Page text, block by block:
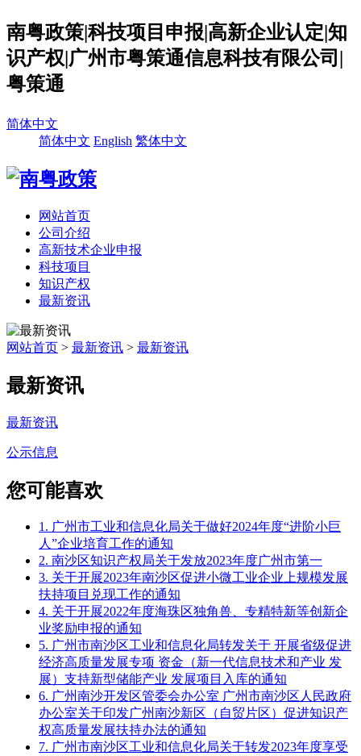
南粤政策|科技项目申报|高新企业认定|知
识产权|广州市粤策通信息科技有限公司|
粤策通
简体中文
简体中文 English 繁体中文
网站首页
公司介绍
高新技术企业申报
科技项目
知识产权
最新资讯
网站首页 > 最新资讯 > 最新资讯
最新资讯
最新资讯
公示信息
您可能喜欢
1. 广州市工业和信息化局关于做好2024年度“进阶小巨
人”企业培育工作的通知
2. 南沙区知识产权局关于发放2023年度广州市第一
3. 关于开展2023年南沙区促进小微工业企业上规模发展
扶持项目兑现工作的通知
4. 关于开展2022年度海珠区独角兽、专精特新等创新企
业奖励申报的通知
5. 广州市南沙区工业和信息化局转发关于 开展省级促进
经济高质量发展专项 资金（新一代信息技术和产业 发
展）支持新型储能产业 发展项目入库的通知
6. 广州南沙开发区管委会办公室 广州市南沙区人民政府
办公室关于印发广州南沙新区（自贸片区）促进知识产
权高质量发展扶持办法的通知
7. 广州市南沙区工业和信息化局关于转发2023年度享受